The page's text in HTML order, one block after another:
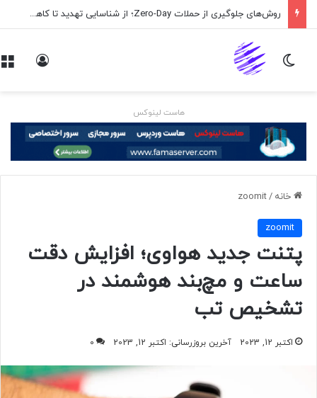
روش‌های جلوگیری از حملات Zero-Day؛ از شناسایی تهدید تا کاهش ریسک
تغییر پوسته
هاست لینوکس
خانه /
zoomit
zoomit
پتنت جدید هواوی؛ افزایش دقت
ساعت و مچ‌بند هوشمند در
تشخیص تب
اکتبر 12, 2023 آخرین بروزرسانی: اکتبر 12, 2023 0